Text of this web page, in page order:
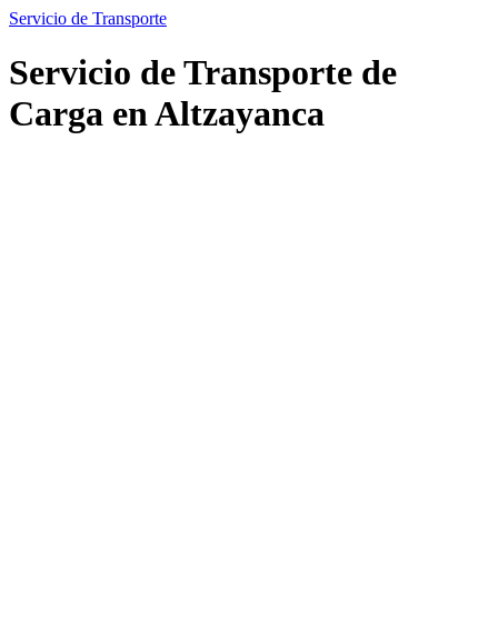
Servicio de Transporte
Servicio de Transporte de
Carga en Altzayanca